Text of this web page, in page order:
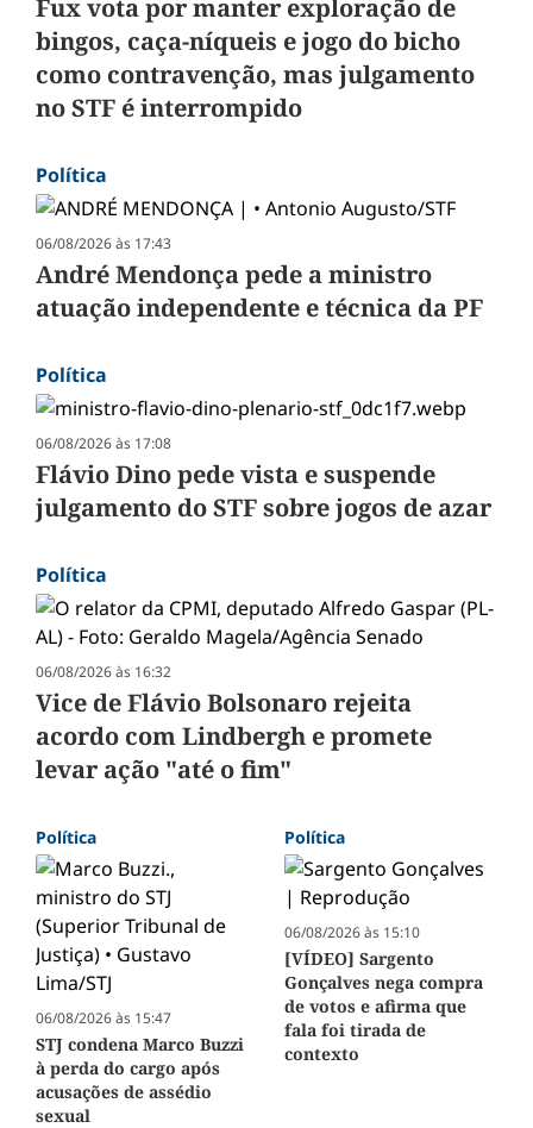
Fux vota por manter exploração de
bingos, caça-níqueis e jogo do bicho
como contravenção, mas julgamento
no STF é interrompido
Política
06/08/2026 às 17:43
André Mendonça pede a ministro
atuação independente e técnica da PF
Política
06/08/2026 às 17:08
Flávio Dino pede vista e suspende
julgamento do STF sobre jogos de azar
Política
06/08/2026 às 16:32
Vice de Flávio Bolsonaro rejeita
acordo com Lindbergh e promete
levar ação "até o fim"
Política
06/08/2026 às 15:47
STJ condena Marco Buzzi
à perda do cargo após
acusações de assédio
sexual
Política
06/08/2026 às 15:10
[VÍDEO] Sargento
Gonçalves nega compra
de votos e afirma que
fala foi tirada de
contexto